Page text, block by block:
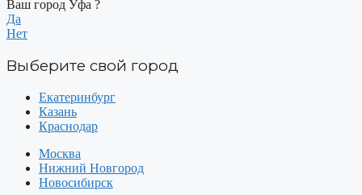
Ваш город Уфа ?
Да
Нет
Выберите свой город
Екатеринбург
Казань
Краснодар
Москва
Нижний Новгород
Новосибирск